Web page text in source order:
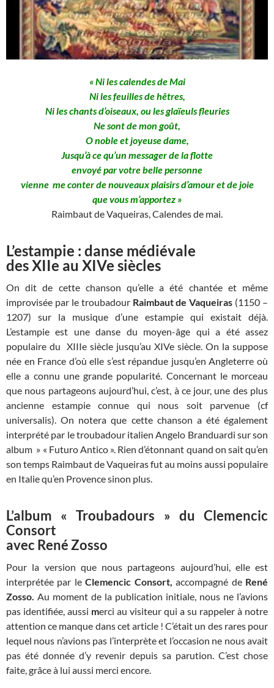
« Ni les calendes de Mai
Ni les feuilles de hêtres,
Ni les chants d’oiseaux, ou les glaïeuls fleuries
Ne sont de mon goût,
O noble et joyeuse dame,
Jusqu’à ce qu’un messager de la flotte
envoyé par votre belle personne
vienne me conter de nouveaux plaisirs d’amour et de joie
que vous m’apportez »
Raimbaut de Vaqueiras, Calendes de mai.
L’estampie : danse médiévale
des XIIe au XIVe siècles
On dit de cette chanson qu’elle a été chantée et même
improvisée par le troubadour Raimbaut de Vaqueiras (1150 –
1207) sur la musique d’une estampie qui existait déjà.
L’estampie est une danse du moyen-âge qui a été assez
populaire du XIIIe siècle jusqu’au XIVe siècle. On la suppose
née en France d’où elle s’est répandue jusqu’en Angleterre où
elle a connu une grande popularité. Concernant le morceau
que nous partageons aujourd’hui, c’est, à ce jour, une des plus
ancienne estampie connue qui nous soit parvenue (cf
universalis). On notera que cette chanson a été également
interprété par le troubadour italien Angelo Branduardi sur son
album » « Futuro Antico ». Rien d’étonnant quand on sait qu’en
son temps Raimbaut de Vaqueiras fut au moins aussi populaire
en Italie qu’en Provence sinon plus.
L’album « Troubadours » du Clemencic
Consort
avec René Zosso
Pour la version que nous partageons aujourd’hui, elle est
interprétée par leClemencic Consort,accompagné de René
Zosso. Au moment de la publication initiale, nous ne l’avions
pas identifiée, aussi merci au visiteur qui a su rappeler à notre
attention ce manque dans cet article ! C’était un des rares pour
lequel nous n’avions pas l’interprète et l’occasion ne nous avait
pas été donnée d’y revenir depuis sa parution. C’est chose
faite, grâce à lui aussi merci encore.